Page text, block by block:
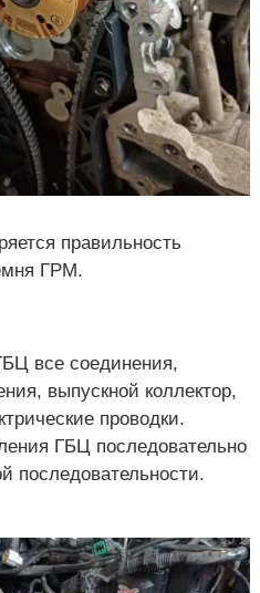
правильность
ГРМ.
все соединения,
выпускной коллектор,
проводки.
ГБЦ последовательно
последовательности.